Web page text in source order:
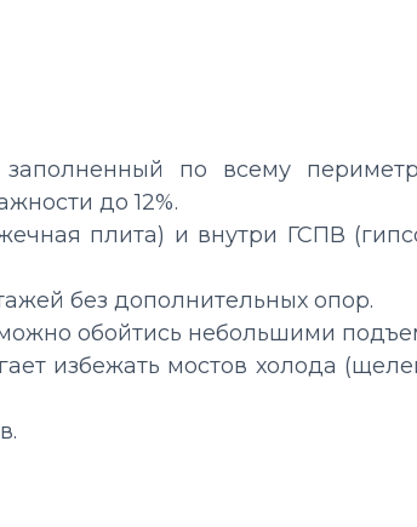
по всему
до 12%.
плита) и внутри ГСПВ
без дополнительных опор.
обойтись небольшими
избежать мостов холода